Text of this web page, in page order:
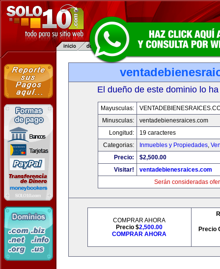
El dueño de este dominio lo
Mayusculas:
Minusculas:
ventadebienesraices.com
Longitud:
19 caracteres
Categorias:
Inmuebles y Propiedades,
Precio:
$2,500.00
Visitar!
ventadebienesraices.com
Serán consideradas
COMPRAR AHORA
Precio $2,500.00
COMPRAR AHORA
Precio